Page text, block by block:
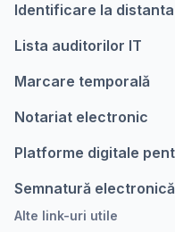
Identificare la
Lista auditorilor IT
Marcare temporalǎ
Notariat electronic
Platforme digitale
Semnatură
Alte link-uri utile